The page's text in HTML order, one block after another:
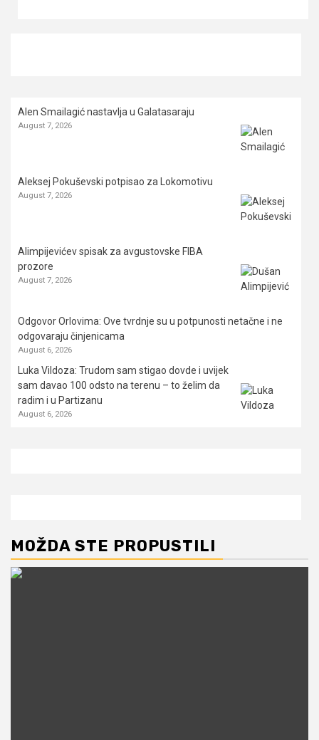
Alen Smailagić nastavlja u Galatasaraju
August 7, 2026
Aleksej Pokuševski potpisao za Lokomotivu
August 7, 2026
Alimpijevićev spisak za avgustovske FIBA
prozore
August 7, 2026
Odgovor Orlovima: ​Ove tvrdnje su u potpunosti netačne i ne
odgovaraju činjenicama
August 6, 2026
Luka Vildoza: Trudom sam stigao dovde i uvijek
sam davao 100 odsto na terenu – to želim da
radim i u Partizanu
August 6, 2026
MOŽDA STE PROPUSTILI